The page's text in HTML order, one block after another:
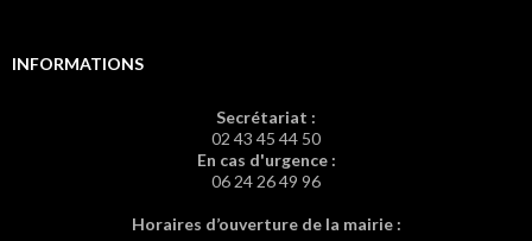
INFORMATIONS
Secrétariat :
02 43 45 44 50
En cas d'urgence :
06 24 26 49 96
Horaires d’ouverture de la mairie :